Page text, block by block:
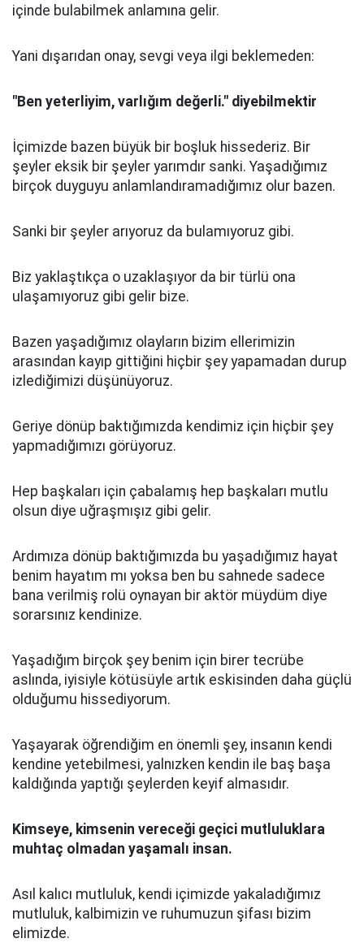
içinde bulabilmek anlamına gelir.
Yani dışarıdan onay, sevgi veya ilgi beklemeden:
"Ben yeterliyim, varlığım değerli." diyebilmektir
İçimizde bazen büyük bir boşluk hissederiz. Bir
şeyler eksik bir şeyler yarımdır sanki. Yaşadığımız
birçok duyguyu anlamlandıramadığımız olur bazen.
Sanki bir şeyler arıyoruz da bulamıyoruz gibi.
Biz yaklaştıkça o uzaklaşıyor da bir türlü ona
ulaşamıyoruz gibi gelir bize.
Bazen yaşadığımız olayların bizim ellerimizin
arasından kayıp gittiğini hiçbir şey yapamadan durup
izlediğimizi düşünüyoruz.
Geriye dönüp baktığımızda kendimiz için hiçbir şey
yapmadığımızı görüyoruz.
Hep başkaları için çabalamış hep başkaları mutlu
olsun diye uğraşmışız gibi gelir.
Ardımıza dönüp baktığımızda bu yaşadığımız hayat
benim hayatım mı yoksa ben bu sahnede sadece
bana verilmiş rolü oynayan bir aktör müydüm diye
sorarsınız kendinize.
Yaşadığım birçok şey benim için birer tecrübe
aslında, iyisiyle kötüsüyle artık eskisinden daha güçlü
olduğumu hissediyorum.
Yaşayarak öğrendiğim en önemli şey, insanın kendi
kendine yetebilmesi, yalnızken kendin ile baş başa
kaldığında yaptığı şeylerden keyif almasıdır.
Kimseye, kimsenin vereceği geçici mutluluklara
muhtaç olmadan yaşamalı insan.
Asıl kalıcı mutluluk, kendi içimizde yakaladığımız
mutluluk, kalbimizin ve ruhumuzun şifası bizim
elimizde.